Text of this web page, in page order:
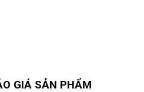
GIÁ SẢN PHẨM